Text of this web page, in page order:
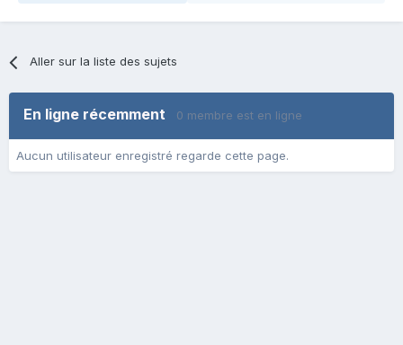
Aller sur la liste des sujets
En ligne récemment 0 membre est en ligne
Aucun utilisateur enregistré regarde cette page.